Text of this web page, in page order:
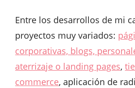
Entre los desarrollos de mi
proyectos muy variados:
corporativas, blogs,
aterrizaje o landing pages,
commerce, aplicación de